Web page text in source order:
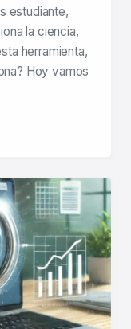
estudiante,
la ciencia,
herramienta,
Hoy vamos